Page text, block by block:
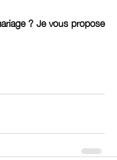
? Je vous propose